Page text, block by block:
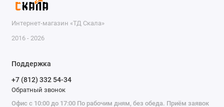
Интернет-магазин «ТД Скала»
2016 - 2026
Поддержка
+7 (812) 332 54-34
Обратный звонок
Офис с 10:00 до 17:00 По рабочим дням, без обеда. Приём заявок